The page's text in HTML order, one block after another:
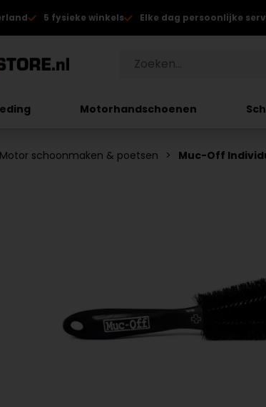
5 fysieke winkels Elke dag persoonlijke
Motorhandschoenen
Motor schoonmaken & poetsen Muc-Off